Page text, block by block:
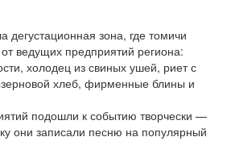
дегустационная зона, где томичи
ведущих предприятий региона:
холодец из свиных ушей, риет с
хлеб, фирменные блины и
подошли к событию творчески —
они записали песню на популярный